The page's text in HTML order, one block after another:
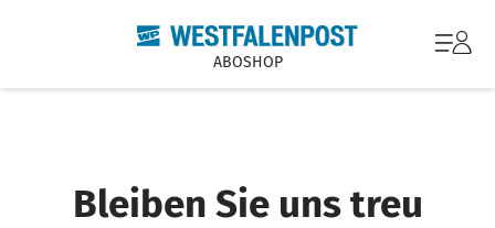
ABOSHOP
Bleiben Sie uns treu